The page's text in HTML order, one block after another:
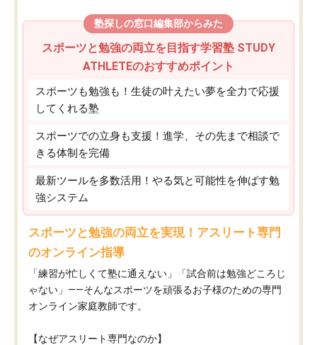
塾探しの窓口編集部からみた
スポーツと勉強の両立を目指す学習塾 STUDY
ATHLETEのおすすめポイント
スポーツも勉強も！生徒の叶えたい夢を全力で応援
してくれる塾
スポーツでの立身も支援！進学、その先まで相談で
きる体制を完備
最新ツールを多数活用！やる気と可能性を伸ばす勉
強システム
スポーツと勉強の両立を実現！アスリート専門
のオンライン指導
「練習が忙しくて塾に通えない」「試合前は勉強どころじ
ゃない」——そんなスポーツを頑張るお子様のための専門
オンライン家庭教師です。
【なぜアスリート専門なのか】